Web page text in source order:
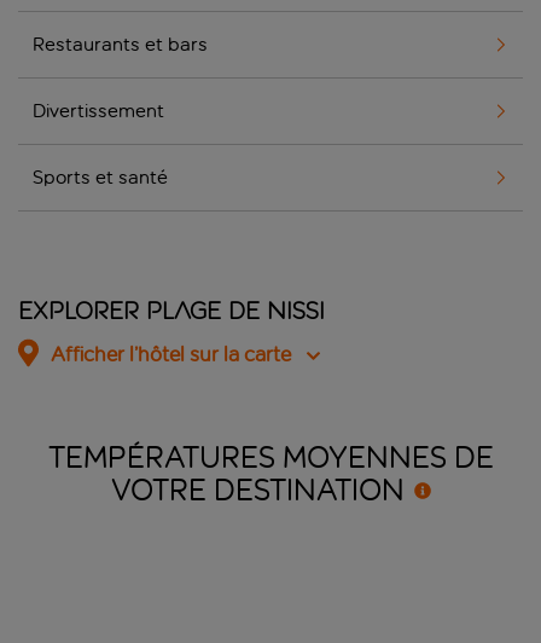
Restaurants et bars
Divertissement
Sports et santé
Explorer Plage de Nissi
Afficher l’hôtel sur la carte
TEMPÉRATURES MOYENNES DE
VOTRE DESTINATION